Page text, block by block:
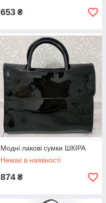
653 ₴
Модні лакові сумки ШКІРА
Немає в наявності
874 ₴